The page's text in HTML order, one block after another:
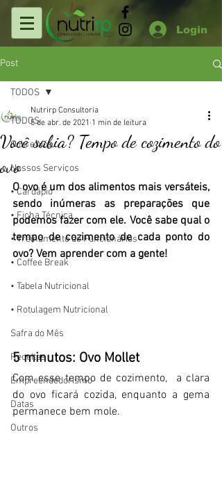
Login
Post
TODOS
Sobre Nós
Nossos Serviços
• Cardápio
• Ficha Técnica
• Treinamento de Funcionários
• Coffee Break
• Tabela Nutricional
• Rotulagem Nutricional
Safra do Mês
Receitas
Empreendedorismo
Datas
Outros
TODOS
Você sabia? Tempo de cozimento do
ovo
Nutrirp Consultoria
5 de abr. de 2021 1 min de leitura
O ovo é um dos alimentos mais versáteis,
sendo inúmeras as preparações que
podemos fazer com ele. Você sabe qual o
tempo de cozimento de cada ponto do
ovo? Vem aprender com a gente!
5 minutos: Ovo Mollet
Com esse tempo de cozimento,  a clara
do ovo ficará cozida, enquanto a gema
permanece bem mole.